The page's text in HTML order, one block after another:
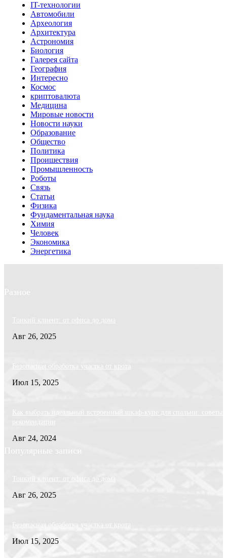
IT-технологии
Автомобили
Археология
Архитектура
Астрономия
Биология
Галерея сайта
География
Интересно
Космос
криптовалюта
Медицина
Мировые новости
Новости науки
Образование
Общество
Политика
Проишествия
Промышленность
Роботы
Связь
Статьи
Физика
Фундаментальная наука
Химия
Человек
Экономика
Энергетика
Разное
Тонкий клиент: от офиса до дома
Авг 26, 2025
Безопасная обработка участка от крота
Июл 15, 2025
Как выбрать идеальный встроенный шкаф-купе для спальни: советы
рекомендации
Авг 24, 2024
Популярные записи
Тонкий клиент: от офиса до дома
Авг 26, 2025
Безопасная обработка участка от крота
Июл 15, 2025